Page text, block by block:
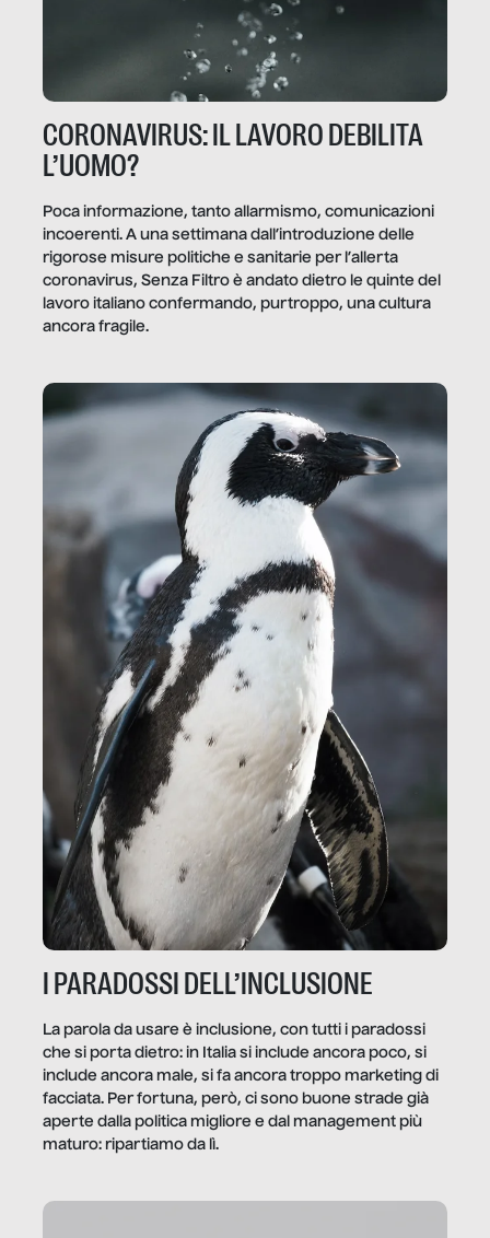
CORONAVIRUS: IL LAVORO DEBILITA
L’UOMO?
Poca informazione, tanto allarmismo, comunicazioni
incoerenti. A una settimana dall’introduzione delle
rigorose misure politiche e sanitarie per l’allerta
coronavirus, Senza Filtro è andato dietro le quinte del
lavoro italiano confermando, purtroppo, una cultura
ancora fragile.
I PARADOSSI DELL’INCLUSIONE
La parola da usare è inclusione, con tutti i paradossi
che si porta dietro: in Italia si include ancora poco, si
include ancora male, si fa ancora troppo marketing di
facciata. Per fortuna, però, ci sono buone strade già
aperte dalla politica migliore e dal management più
maturo: ripartiamo da lì.